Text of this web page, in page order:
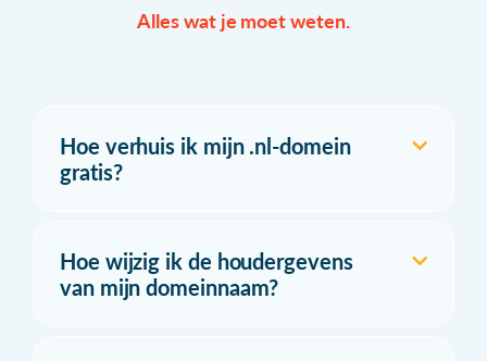
Alles wat je moet weten.
Hoe verhuis ik mijn .nl-domein
gratis?
Hoe wijzig ik de houdergevens
van mijn domeinnaam?